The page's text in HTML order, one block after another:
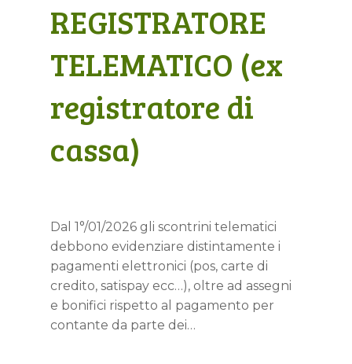
REGISTRATORE
TELEMATICO (ex
registratore di
cassa)
Dal 1°/01/2026 gli scontrini telematici
debbono evidenziare distintamente i
pagamenti elettronici (pos, carte di
credito, satispay ecc…), oltre ad assegni
e bonifici rispetto al pagamento per
contante da parte dei…